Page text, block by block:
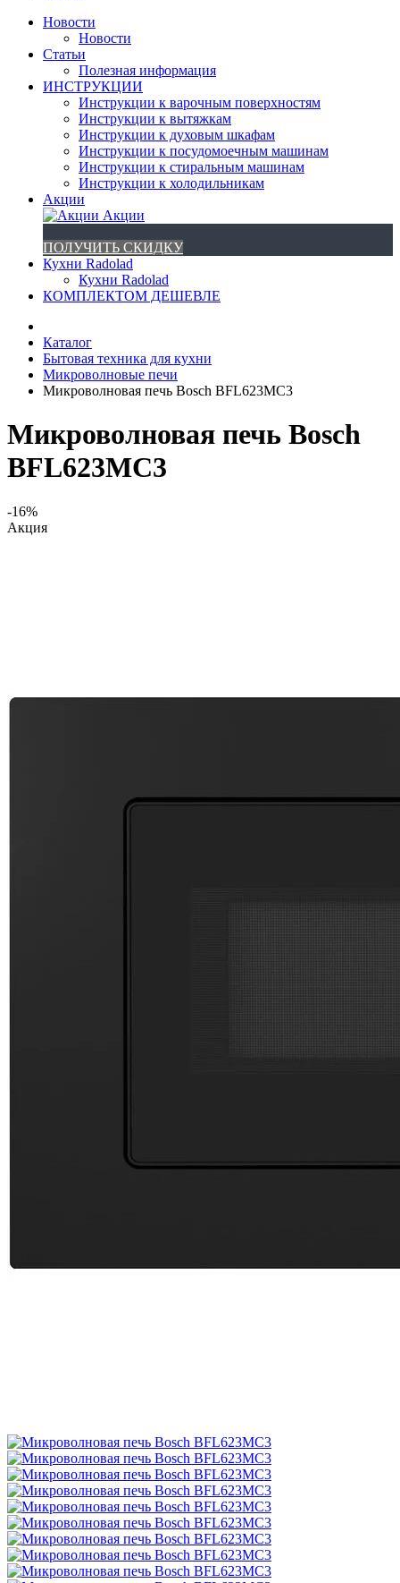
Новости
Новости
Статьи
Полезная информация
ИНСТРУКЦИИ
Инструкции к варочным поверхностям
Инструкции к вытяжкам
Инструкции к духовым шкафам
Инструкции к посудомоечным машинам
Инструкции к стиральным машинам
Инструкции к холодильникам
Акции
Акции
ПОЛУЧИТЬ СКИДКУ
Кухни Radolad
Кухни Radolad
КОМПЛЕКТОМ ДЕШЕВЛЕ
Каталог
Бытовая техника для кухни
Микроволновые печи
Микроволновая печь Bosch BFL623MC3
Микроволновая печь Bosch
BFL623MC3
-16%
Акция